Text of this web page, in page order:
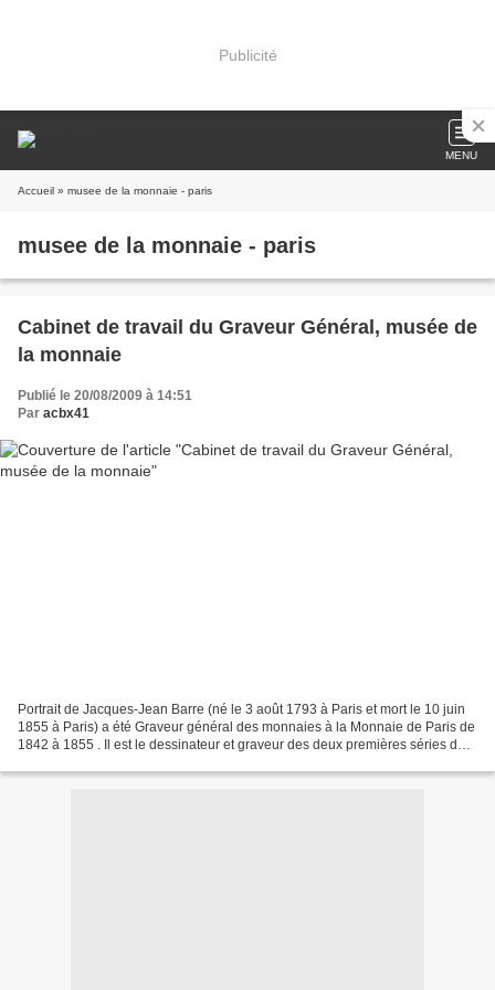
Publicité
MENU
Accueil » musee de la monnaie - paris
musee de la monnaie - paris
Cabinet de travail du Graveur Général, musée de
la monnaie
Publié le 20/08/2009 à 14:51
Par acbx41
Portrait de Jacques-Jean Barre (né le 3 août 1793 à Paris et mort le 10 juin
1855 à Paris) a été Graveur général des monnaies à la Monnaie de Paris de
1842 à 1855 . Il est le dessinateur et graveur des deux premières séries de